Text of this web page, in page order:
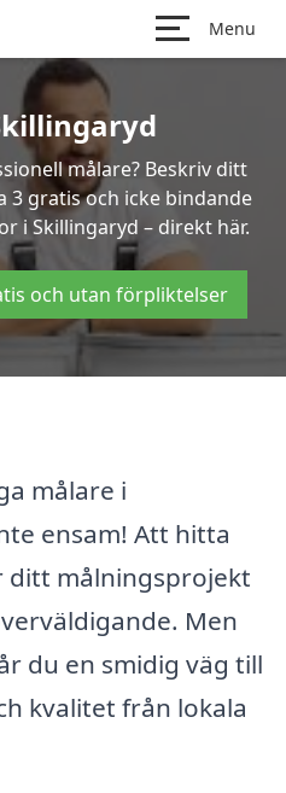
Menu
målare? Beskriv ditt
gratis och icke bindande
i Skillingaryd – direkt här.
och utan förpliktelser
målare i
ensam! Att hitta
målningsprojekt
Men
du en smidig väg till
kvalitet från lokala